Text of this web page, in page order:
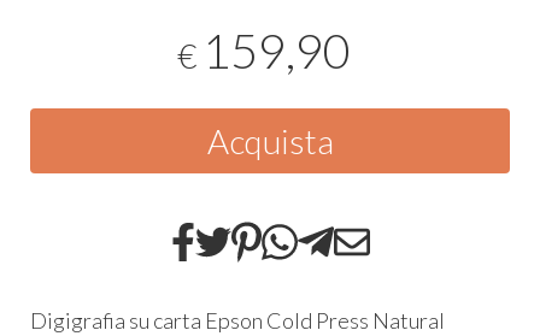
€ 159,90
Acquista
Digigrafia su carta Epson Cold Press Natural